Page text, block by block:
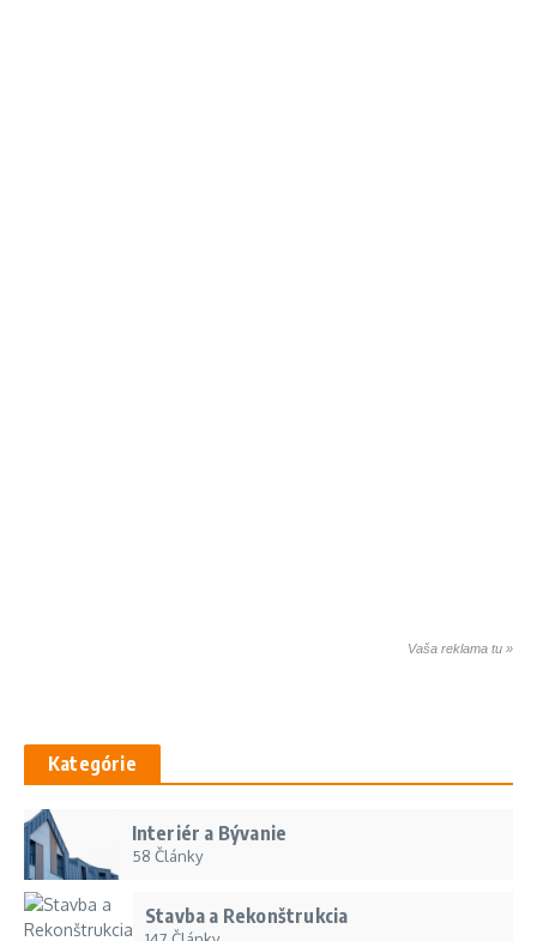
Vaša reklama tu »
Kategórie
Interiér a Bývanie
58 Články
Stavba a Rekonštrukcia